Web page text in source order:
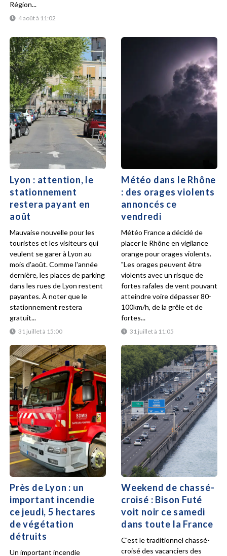
4 août à 11:02
Région...
Lyon : attention, le
stationnement
restera payant en
août
31 juillet à 15:00
Mauvaise nouvelle pour les
touristes et les visiteurs qui
veulent se garer à Lyon au
mois d'août. Comme l'année
dernière, les places de parking
dans les rues de Lyon restent
payantes. À noter que le
stationnement restera
gratuit...
Météo dans le Rhône
: des orages violents
annoncés ce
vendredi
31 juillet à 11:05
Météo France a décidé de
placer le Rhône en vigilance
orange pour orages violents.
"Les orages peuvent être
violents avec un risque de
fortes rafales de vent pouvant
atteindre voire dépasser 80-
100km/h, de la grêle et de
fortes...
Près de Lyon : un
important incendie
ce jeudi, 5 hectares
de végétation
détruits
Un important incendie
Weekend de chassé-
croisé : Bison Futé
voit noir ce samedi
dans toute la France
C'est le traditionnel chassé-
croisé des vacanciers des